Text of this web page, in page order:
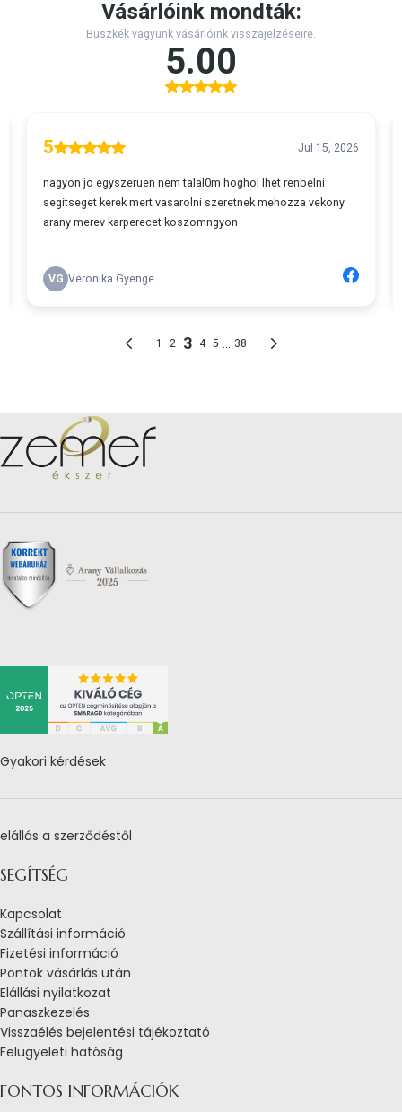
Gyakori kérdések
elállás a szerződéstől
SEGÍTSÉG
Kapcsolat
Szállítási információ
Fizetési információ
Pontok vásárlás után
Elállási nyilatkozat
Panaszkezelés
Visszaélés bejelentési tájékoztató
Felügyeleti hatóság
FONTOS INFORMÁCIÓK